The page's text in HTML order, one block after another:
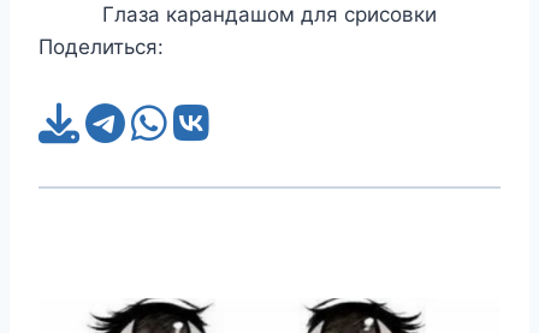
Глаза карандашом для срисовки
Поделиться: